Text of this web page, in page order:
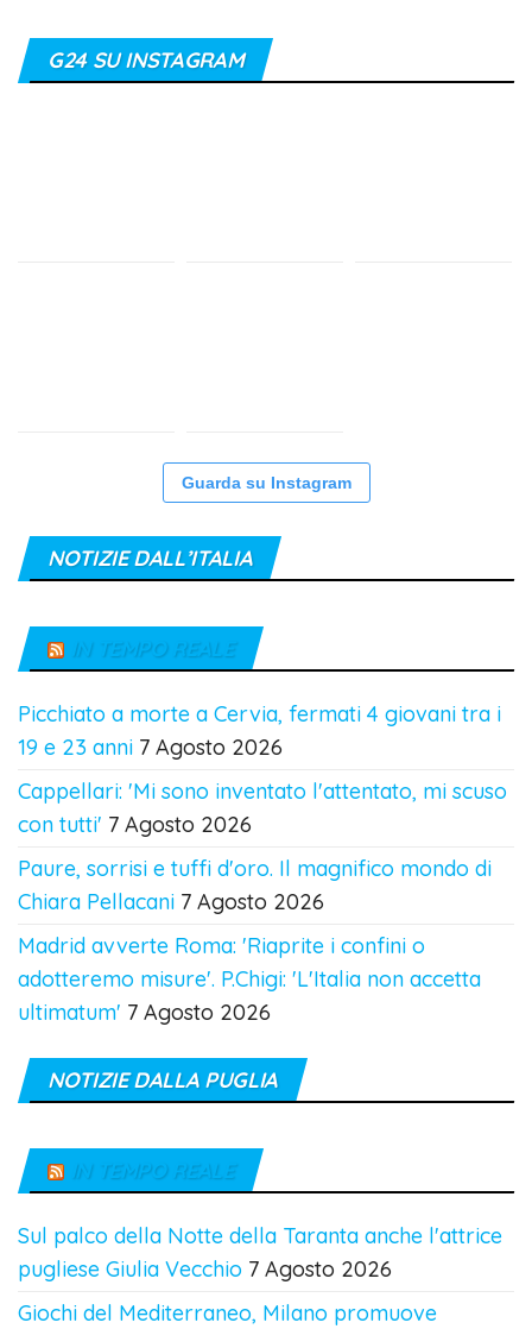
G24 SU INSTAGRAM
Guarda su Instagram
NOTIZIE DALL’ITALIA
IN TEMPO REALE
Picchiato a morte a Cervia, fermati 4 giovani tra i
19 e 23 anni 7 Agosto 2026
Cappellari: 'Mi sono inventato l'attentato, mi scuso
con tutti' 7 Agosto 2026
Paure, sorrisi e tuffi d'oro. Il magnifico mondo di
Chiara Pellacani 7 Agosto 2026
Madrid avverte Roma: 'Riaprite i confini o
adotteremo misure'. P.Chigi: 'L'Italia non accetta
ultimatum' 7 Agosto 2026
NOTIZIE DALLA PUGLIA
IN TEMPO REALE
Sul palco della Notte della Taranta anche l'attrice
pugliese Giulia Vecchio 7 Agosto 2026
Giochi del Mediterraneo, Milano promuove